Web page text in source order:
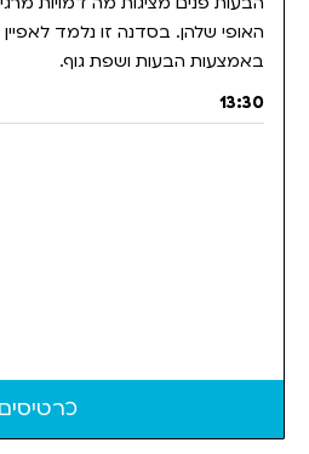
האופי שלהן. בסדנה זו נלמד
באמצעות הבעות ושפת גוף.
13:30
כרטיסים